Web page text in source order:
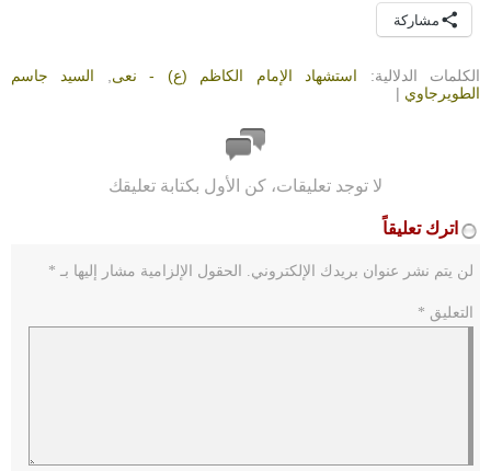
مشاركة
الكلمات الدلالية: استشهاد الإمام الكاظم (ع) - نعى
السيد جاسم
الطويرجاوي |
لا توجد تعليقات، كن الأول بكتابة تعليقك
اترك تعليقاً
لن يتم نشر عنوان بريدك الإلكتروني. الحقول الإلزامية مشار إليها بـ *
التعليق *